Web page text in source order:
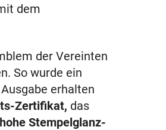
dem
der Vereinten
So wurde ein
erhalten
Zertifikat, das
Stempelglanz-